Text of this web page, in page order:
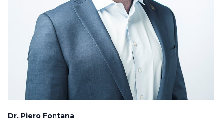
Dr. Piero Fontana